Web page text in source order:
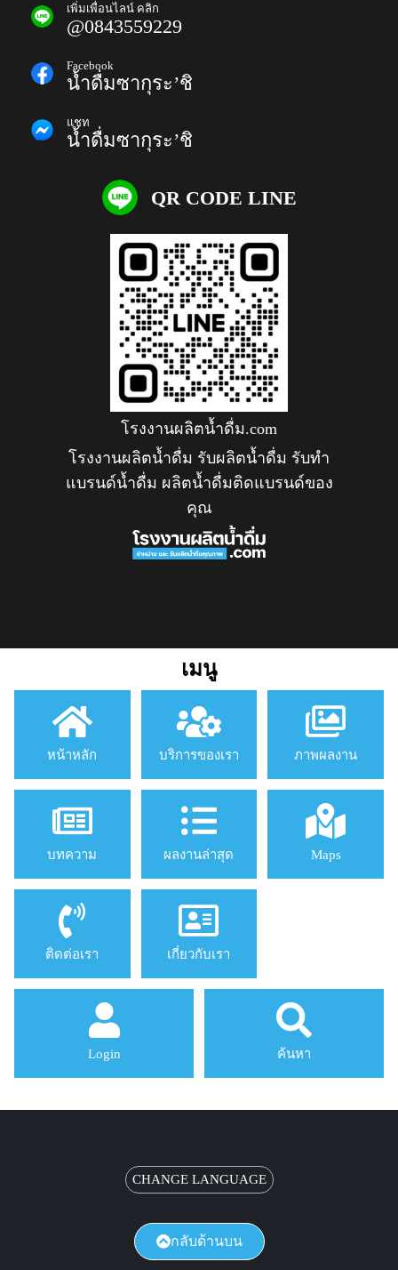
เพิ่มเพื่อนไลน์ คลิก
@0843559229
Facebook
น้ำดื่มซากุระ’ชิ
แชท
น้ำดื่มซากุระ’ชิ
QR CODE LINE
โรงงานผลิตน้ำดื่ม.com
โรงงานผลิตน้ำดื่ม รับผลิตน้ำดื่ม รับทำ
แบรนด์น้ำดื่ม ผลิตน้ำดื่มติดแบรนด์ของ
คุณ
เมนู
หน้าหลัก บริการของเรา ภาพผลงาน
บทความ ผลงานล่าสุด Maps
ติดต่อเรา เกี่ยวกับเรา
Login ค้นหา
CHANGE LANGUAGE
กลับด้านบน